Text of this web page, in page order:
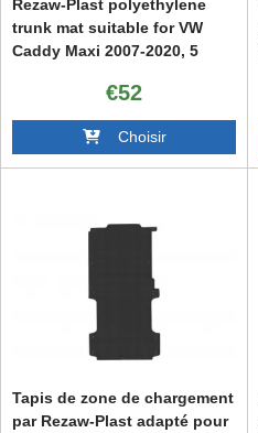
Rezaw-Plast polyethylene
trunk mat suitable for VW
Caddy Maxi 2007-2020, 5
€52
Choisir
Tapis de zone de chargement
par Rezaw-Plast adapté pour